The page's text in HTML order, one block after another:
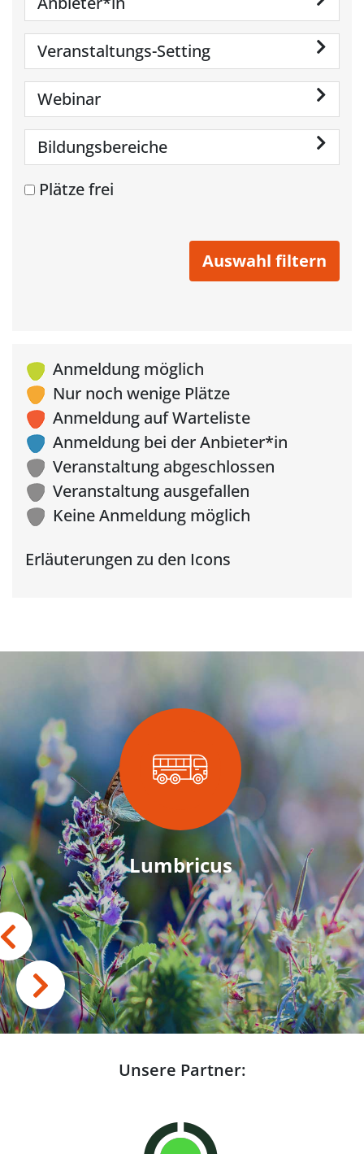
Veranstaltungs-Setting
Webinar
Bildungsbereiche
Plätze frei
Anmeldung möglich
Nur noch wenige Plätze
Anmeldung auf Warteliste
Anmeldung bei der Anbieter*in
Veranstaltung abgeschlossen
Veranstaltung ausgefallen
Keine Anmeldung möglich
Erläuterungen zu den Icons
Lumbricus
Unsere Partner: